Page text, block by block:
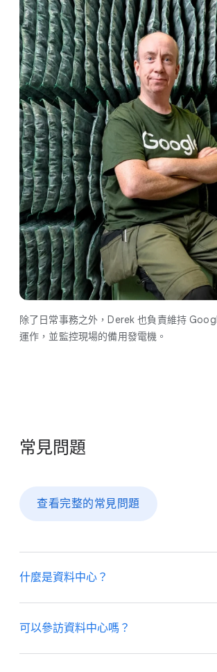
除了​日常​事務​之​外，​Derek 也​負責​維持
運作，​並​監控​現場​的​備用​發電機。
常見​問題
查​看​完整​的​常見​問題
什麼​是​資料​中心？
資料​中心​是​一座​設施，​設有​許多​電腦，​
可以​參訪​資料​中心​嗎？